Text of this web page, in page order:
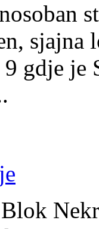
sjajna
gdje je